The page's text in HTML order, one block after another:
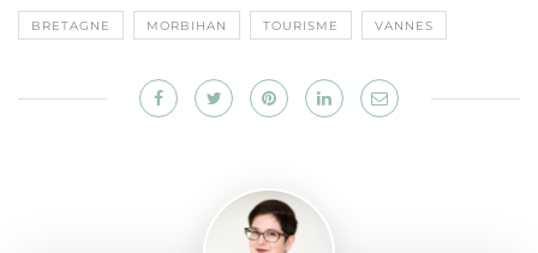
BRETAGNE MORBIHAN TOURISME VANNES